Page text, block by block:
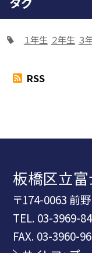
１年生 ２年生 ３
RSS
板橋区立
〒174-0063 前
TEL. 03-3969-
FAX. 03-3960-